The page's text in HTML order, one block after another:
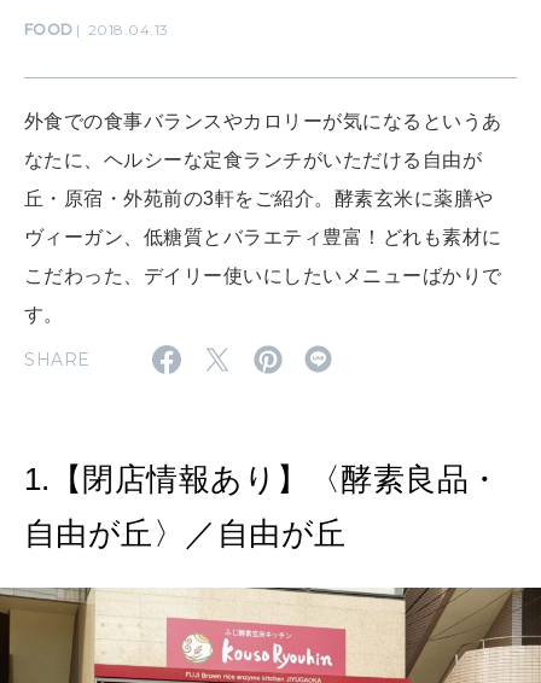
WORK&MONEY
いい人生って？
MAGAZINE
2026年8月号『お茶の時間です。』
2026年6月号「大銀座 トレンドが生まれる 新しい一流店へ。」
2026年5月号「“大好き”に出会いに。韓国」
2026年4月号「未来をつくる、学びの教科書。」
2026年3月号「スイーツ予想図 2026」
FOLLOW US!
FOOD 2018.04.13
外食での食事バランスやカロリーが気になるというあ
なたに、ヘルシーな定食ランチがいただける自由が
丘・原宿・外苑前の3軒をご紹介。酵素玄米に薬膳や
ヴィーガン、低糖質とバラエティ豊富！どれも素材に
こだわった、デイリー使いにしたいメニューばかりで
す。
SHARE
1.【閉店情報あり】〈酵素良品・
自由が丘〉／自由が丘